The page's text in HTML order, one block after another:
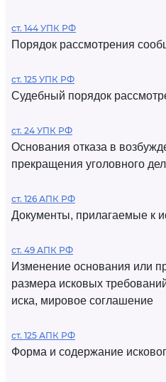
ст. 144 УПК РФ
Порядок рассмотрения
ст. 125 УПК РФ
Судебный порядок
ст. 24 УПК РФ
Основания отказа в
прекращения уголовного
ст. 126 АПК РФ
Документы, прилагаемые к
ст. 49 АПК РФ
Изменение основания или
размера исковых
иска, мировое соглашение
ст. 125 АПК РФ
Форма и содержание